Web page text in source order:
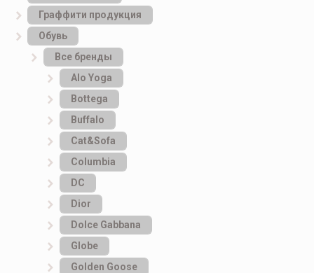
Граффити продукция
Обувь
Все бренды
Alo Yoga
Bottеga
Buffalo
Cat&Sofa
Columbia
DC
Dior
Dolce Gabbana
Globe
Golden Goose